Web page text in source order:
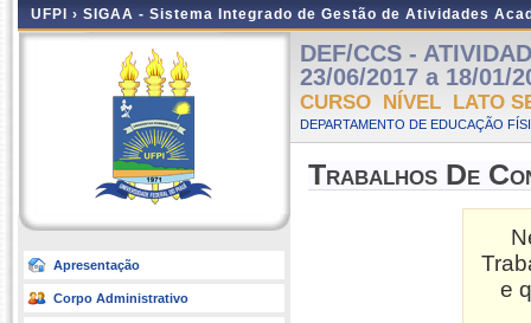
UFPI › SIGAA - Sistema Integrado de Gestão de Atividades
Apresentação
Corpo Administrativo
DEF/CCS -
23/06/2017 a 18/01/
CURSO NÍVEL LATO
DEPARTAMENTO DE EDUCAÇÃO
Trabalhos De
e